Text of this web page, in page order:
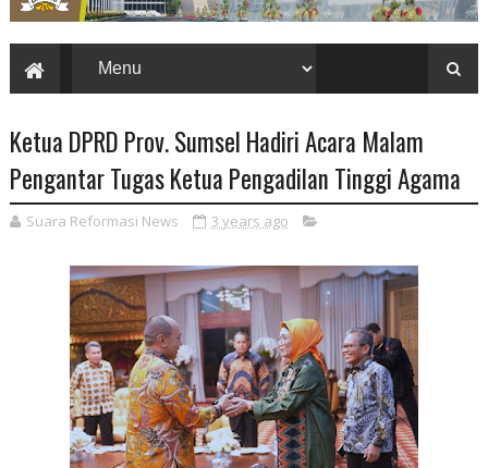
Ketua DPRD Prov. Sumsel Hadiri Acara Malam
Pengantar Tugas Ketua Pengadilan Tinggi Agama
Suara Reformasi News 3 years ago